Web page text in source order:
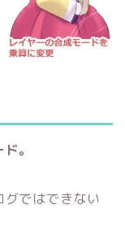
。
ではできない